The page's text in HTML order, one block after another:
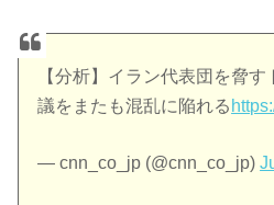
【分析】イラン代表団を脅
議をまたも混乱に陥れる
— cnn_co_jp (@cnn_co_jp)